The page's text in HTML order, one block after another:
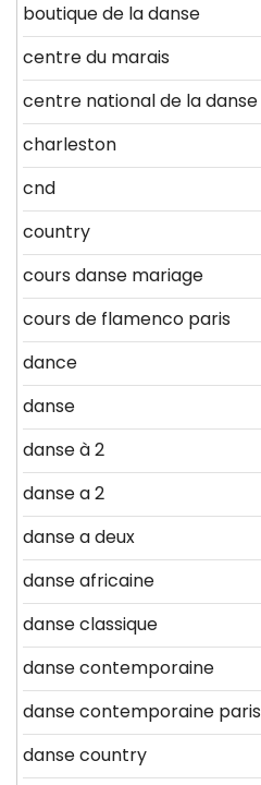
boutique de la danse
centre du marais
centre national de la danse
charleston
cnd
country
cours danse mariage
cours de flamenco paris
dance
danse
danse à 2
danse a 2
danse a deux
danse africaine
danse classique
danse contemporaine
danse contemporaine paris
danse country